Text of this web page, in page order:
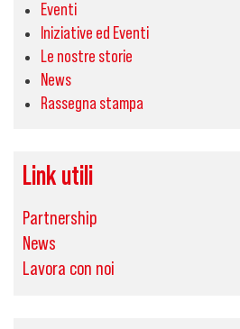
Eventi
Iniziative ed Eventi
Le nostre storie
News
Rassegna stampa
Link utili
Partnership
News
Lavora con noi